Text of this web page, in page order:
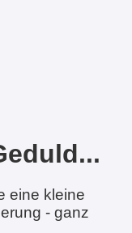
eine kleine
- ganz